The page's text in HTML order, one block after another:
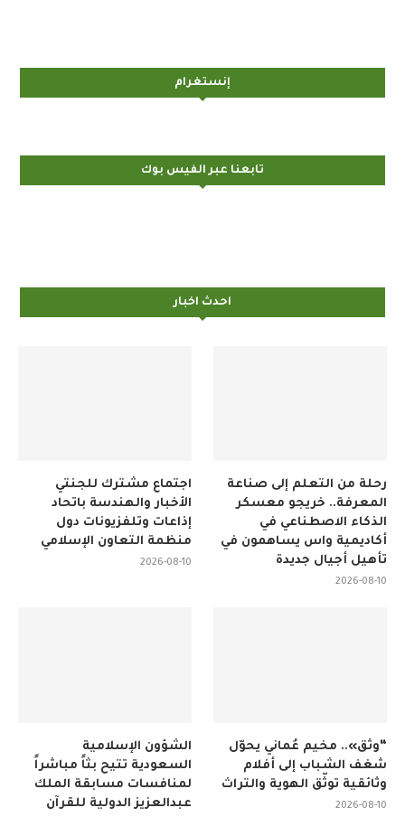
احدث اخبار
اجتماع مشترك للجنتي
الأخبار والهندسة باتحاد
إذاعات وتلفزيونات دول
منظمة التعاون الإسلامي
رحلة من التعلم إلى صناعة
المعرفة.. خريجو معسكر
الذكاء الاصطناعي في
أكاديمية واس يساهمون في
تأهيل أجيال جديدة
الشؤون الإسلامية
السعودية تتيح بثاً مباشراً
لمنافسات مسابقة الملك
عبدالعزيز الدولية للقرآن
“وثّق».. مخيم عُماني يحوّل
شغف الشباب إلى أفلام
وثائقية توثّق الهوية والتراث